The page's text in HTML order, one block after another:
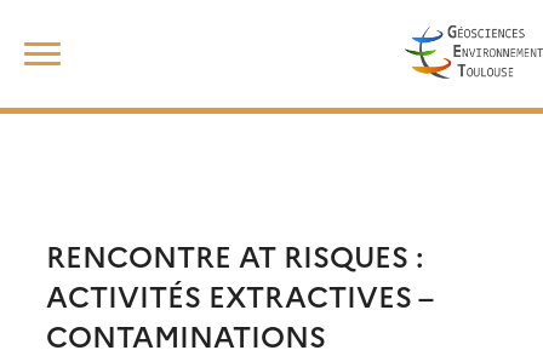
content
RENCONTRE AT RISQUES :
ACTIVITÉS EXTRACTIVES –
CONTAMINATIONS